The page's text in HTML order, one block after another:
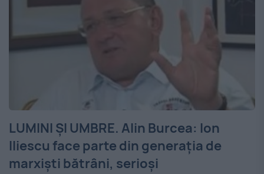
LUMINI ŞI UMBRE. Alin Burcea: Ion
Iliescu face parte din generația de
marxiști bătrâni, serioși